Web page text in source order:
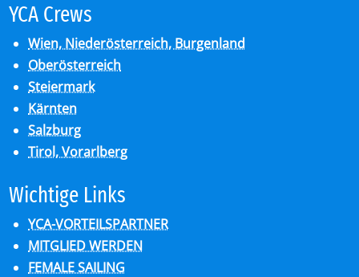
YCA Crews
Wien, Niederösterreich, Burgenland
Oberösterreich
Steiermark
Kärnten
Salzburg
Tirol, Vorarlberg
Wich­ti­ge Links
YCA-VORTEILSPARTNER
MITGLIED WERDEN
FEMALE SAILING